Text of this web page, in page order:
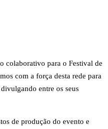
colaborativo para o Festival de
com a força desta rede para
entre os seus
de produção do evento e